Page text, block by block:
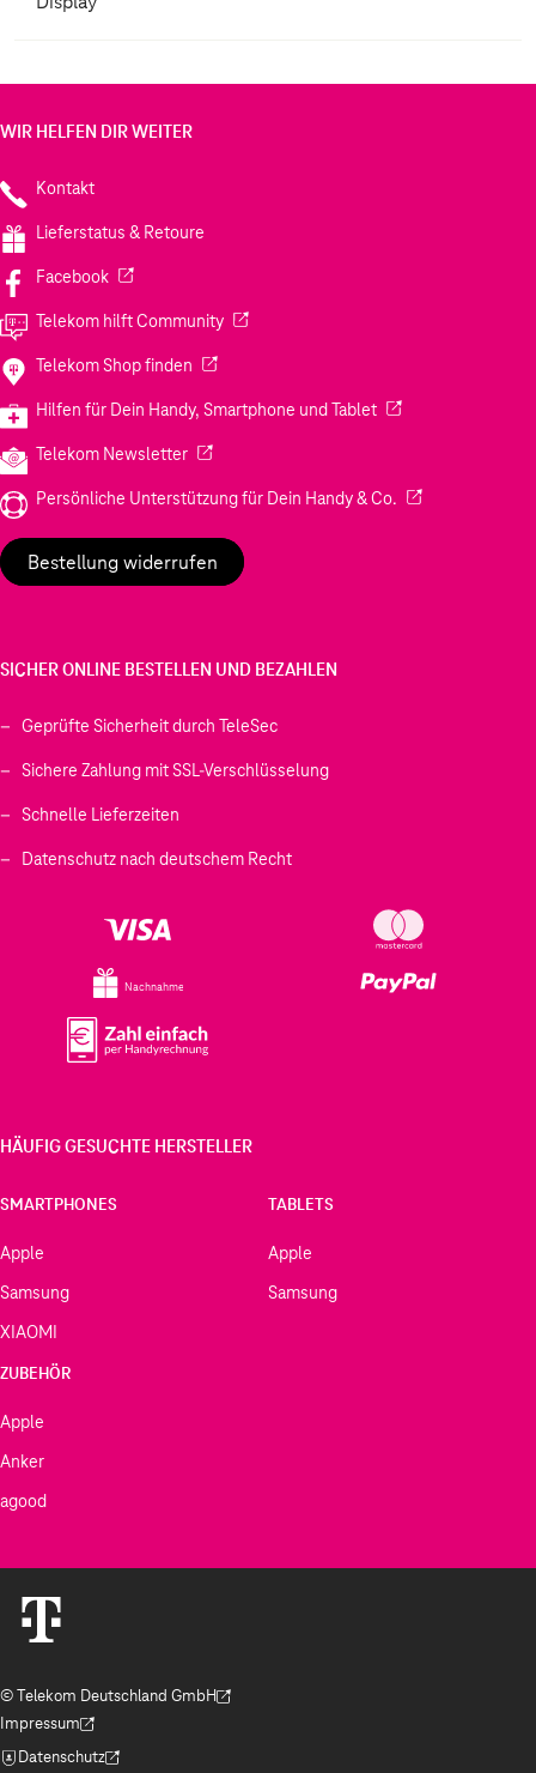
WIR HELFEN DIR WEITER
Kontakt
Lieferstatus & Retoure
Facebook(Wird in einem neuen Tab geöffnet)
Telekom hilft Community(Wird in einem neuen Tab geöffnet)
Telekom Shop finden (Wird in einem neuen Tab geöffnet)
Hilfen für Dein Handy, Smartphone und Tablet(Wird in einem
Telekom Newsletter(Wird in einem neuen Tab geöffnet)
Persönliche Unterstützung für Dein Handy & Co. (Wird in einem
Bestellung widerrufen
SICHER ONLINE BESTELLEN UND BEZAHLEN
Geprüfte Sicherheit durch TeleSec
Sichere Zahlung mit SSL-Verschlüsselung
Schnelle Lieferzeiten
Datenschutz nach deutschem Recht
Nachnahme
HÄUFIG GESUCHTE HERSTELLER
SMARTPHONES
Apple
Samsung
XIAOMI
TABLETS
Apple
Samsung
ZUBEHÖR
Apple
Anker
agood
© Telekom Deutschland GmbH
(Der Link wird in einem neuen Tab geöffnet)
Impressum
(Der Link wird in einem neuen Tab geöffnet)
Datenschutz
(Der Link wird in einem neuen Tab geöffnet)